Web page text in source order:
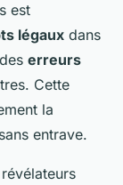
est
légaux dans
erreurs
Cette
la
entrave.